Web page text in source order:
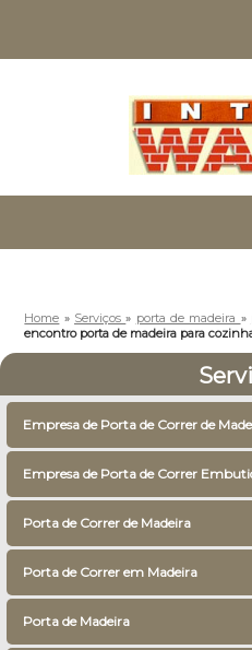
Home » Serviços» porta de madeira »
encontro porta de madeira para
Empresa de Porta de Correr de
Empresa de Porta de Correr
Porta de Correr de Madeira
Porta de Correr em Madeira
Porta de Madeira